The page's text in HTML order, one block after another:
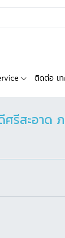
ติดต่อ เ
ศรีสะอาด